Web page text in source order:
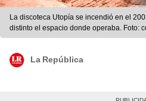
La discoteca Utopía se incendió en el
distinto el espacio donde operaba. Foto:
República/peruinforma
La República